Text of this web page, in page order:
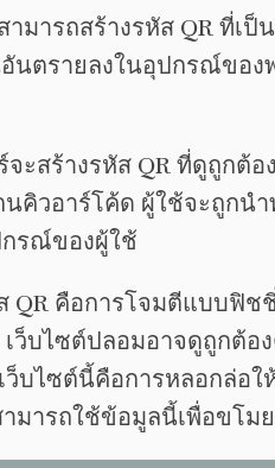
ามารถสร้างรหัส QR ที่
ตรายลงในอุปกรณ์ของ
ะสร้างรหัส QR ที่ดูถูกต้
คิวอาร์โค้ด ผู้ใช้จะถูกน
รณ์ของผู้ใช้
คือการโจมตีแบบฟิช
ว็บไซต์ปลอมอาจดูถูกต้
ว็บไซต์นี้คือการหลอกล่อ
มารถใช้ข้อมูลนี้เพื่อขโ